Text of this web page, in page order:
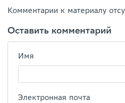
Комментарии к материалу
Оставить комментарий
Имя
Электронная почта